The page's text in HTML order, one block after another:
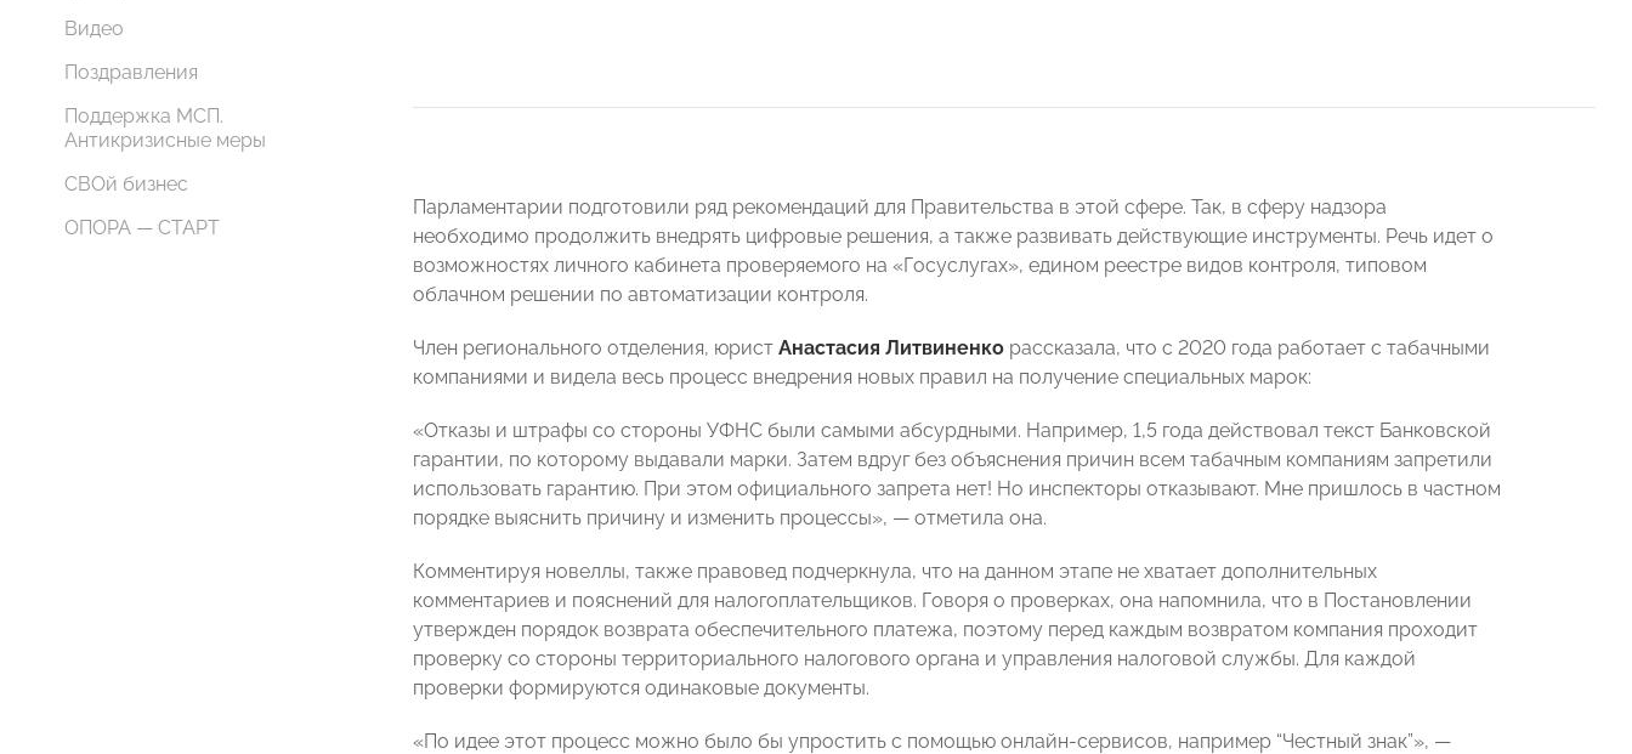
Видео
Поздравления
Поддержка МСП.
Антикризисные меры
СВОй бизнес
ОПОРА — СТАРТ
Парламентарии подготовили ряд рекомендаций для Правительства в этой сфере. Так, в сферу надзора
необходимо продолжить внедрять цифровые решения, а также развивать действующие инструменты. Речь идет о
возможностях личного кабинета проверяемого на «Госуслугах», едином реестре видов контроля, типовом
облачном решении по автоматизации контроля.
Член регионального отделения, юрист Анастасия Литвиненко рассказала, что с 2020 года работает с табачными
компаниями и видела весь процесс внедрения новых правил на получение специальных марок:
«Отказы и штрафы со стороны УФНС были самыми абсурдными. Например, 1,5 года действовал текст Банковской
гарантии, по которому выдавали марки. Затем вдруг без объяснения причин всем табачным компаниям запретили
использовать гарантию. При этом официального запрета нет! Но инспекторы отказывают. Мне пришлось в частном
порядке выяснить причину и изменить процессы», — отметила она.
Комментируя новеллы, также правовед подчеркнула, что на данном этапе не хватает дополнительных
комментариев и пояснений для налогоплательщиков. Говоря о проверках, она напомнила, что в Постановлении
утвержден порядок возврата обеспечительного платежа, поэтому перед каждым возвратом компания проходит
проверку со стороны территориального налогового органа и управления налоговой службы. Для каждой
проверки формируются одинаковые документы.
«По идее этот процесс можно было бы упростить с помощью онлайн-сервисов, например “Честный знак”», —